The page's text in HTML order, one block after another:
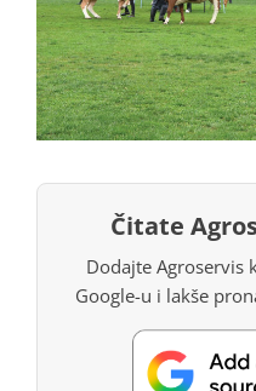
Čitate
Dodajte Agroservis
Google-u i lakše